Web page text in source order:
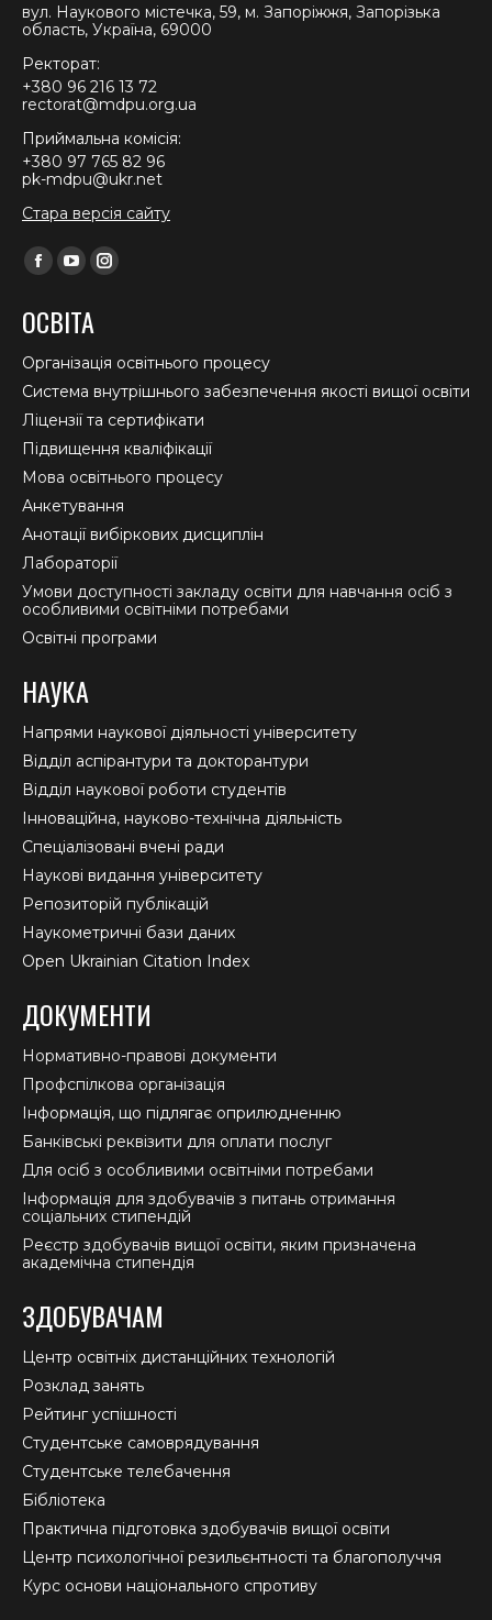
вул. Наукового містечка, 59, м. Запоріжжя, Запорізька
область, Україна, 69000
Ректорат:
+380 96 216 13 72
rectorat@mdpu.org.ua
Приймальна комісія:
+380 97 765 82 96
pk-mdpu@ukr.net
Стара версія сайту
Find us on:
Facebook
opens
in
new
window
YouTube
opens
in
new
window
Instagram
in
new
window
ОСВІТА
Організація освітнього процесу
Система внутрішнього забезпечення якості вищої освіти
Ліцензії та сертифікати
Підвищення кваліфікації
Мова освітнього процесу
Анкетування
Анотації вибіркових дисциплін
Лабораторії
Умови доступності закладу освіти для навчання осіб з
особливими освітніми потребами
Освітні програми
НАУКА
Напрями наукової діяльності університету
Відділ аспірантури та докторантури
Відділ наукової роботи студентів
Інноваційна, науково-технічна діяльність
Спеціалізовані вчені ради
Наукові видання університету
Репозиторій публікацій
Наукометричні бази даних
Open Ukrainian Citation Index
ДОКУМЕНТИ
Нормативно-правові документи
Профспілкова організація
Інформація, що підлягає оприлюдненню
Банківські реквізити для оплати послуг
Для осіб з особливими освітніми потребами
Інформація для здобувачів з питань отримання
соціальних стипендій
Реєстр здобувачів вищої освіти, яким призначена
академічна стипендія
ЗДОБУВАЧАМ
Центр освітніх дистанційних технологій
Розклад занять
Рейтинг успішності
Студентське самоврядування
Студентське телебачення
Бібліотека
Практична підготовка здобувачів вищої освіти
Центр психологічної резильєнтності та благополуччя
Курс основи національного спротиву